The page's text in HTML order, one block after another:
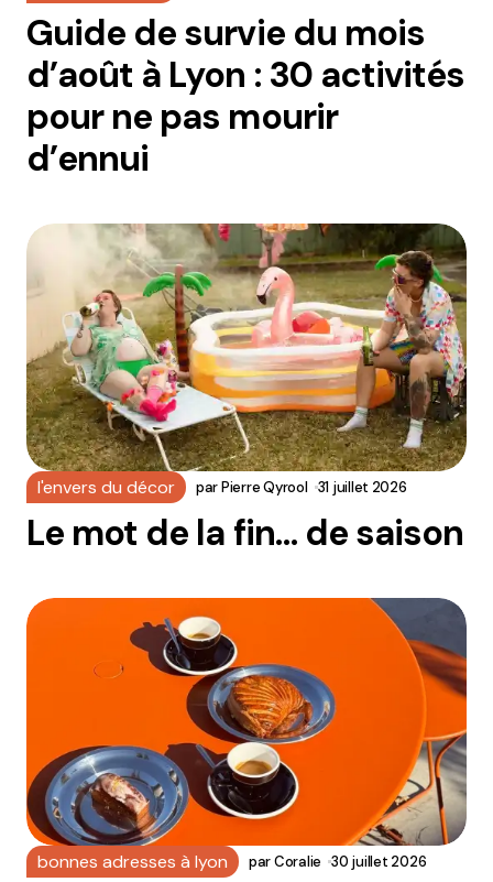
Guide de survie du mois
d’août à Lyon : 30 activités
pour ne pas mourir
d’ennui
l'envers du décor parPierre Qyrool 31 juillet 2026
Le mot de la fin… de saison
bonnes adresses à lyon parCoralie 30 juillet 2026